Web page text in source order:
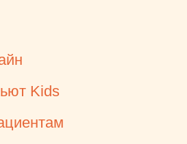
Kids